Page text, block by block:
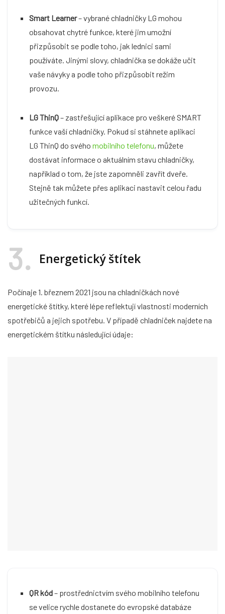
Smart Learner– vybrané chladničky LG mohou
obsahovat chytré funkce, které jim umožní
přizpůsobit se podle toho, jak lednici sami
používáte. Jinými slovy, chladnička se dokáže učit
vaše návyky a podle toho přizpůsobit režim
provozu.
LG ThinQ– zastřešující aplikace pro veškeré SMART
funkce vaší chladničky. Pokud si stáhnete aplikaci
LG ThinQ do svéhomobilního telefonu, můžete
dostávat informace o aktuálním stavu chladničky,
například o tom, že jste zapomněli zavřít dveře.
Stejně tak můžete přes aplikaci nastavit celou řadu
užitečných funkcí.
3 Energetický štítek
Počínaje 1. březnem 2021 jsou na chladničkách nové
energetické štítky, které lépe reflektují vlastnosti moderních
spotřebičů a jejich spotřebu. V případě chladniček najdete na
energetickém štítku následující údaje:
QR kód– prostřednictvím svého mobilního telefonu
se velice rychle dostanete do evropské databáze